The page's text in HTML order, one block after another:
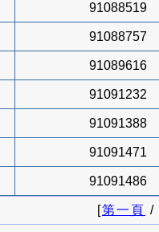
91088519
91088757
91089616
91091232
91091388
91091471
91091486
[第一頁 /